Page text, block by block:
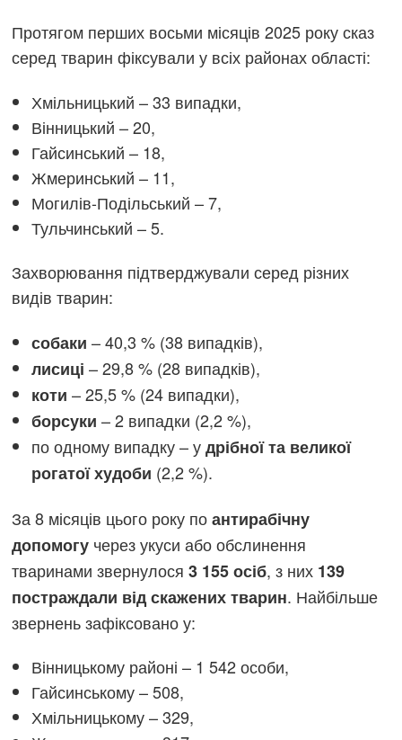
Протягом перших восьми місяців 2025 року сказ
серед тварин фіксували у всіх районах області:
Хмільницький – 33 випадки,
Вінницький – 20,
Гайсинський – 18,
Жмеринський – 11,
Могилів-Подільський – 7,
Тульчинський – 5.
Захворювання підтверджували серед різних
видів тварин:
собаки – 40,3 % (38 випадків),
лисиці – 29,8 % (28 випадків),
коти – 25,5 % (24 випадки),
борсуки – 2 випадки (2,2 %),
по одному випадку – удрібної та великої
рогатої худоби (2,2 %).
За 8 місяців цього року поантирабічну
допомогу через укуси або обслинення
тваринами звернулося3 155 осіб, з них 139
постраждали від скажених тварин. Найбільше
звернень зафіксовано у:
Вінницькому районі – 1 542 особи,
Гайсинському – 508,
Хмільницькому – 329,